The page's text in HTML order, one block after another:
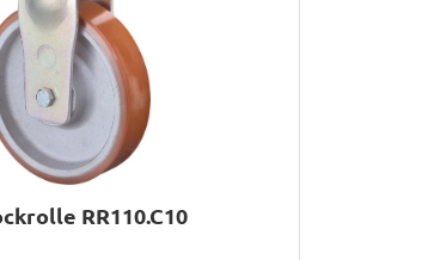
RR110.C10